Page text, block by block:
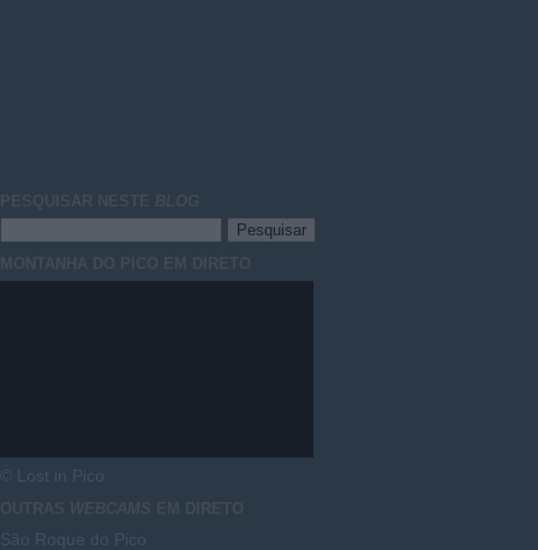
PESQUISAR NESTE BLOG
MONTANHA DO PICO EM DIRETO
© Lost in Pico
OUTRAS WEBCAMS EM DIRETO
São Roque do Pico